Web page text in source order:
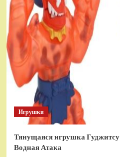
Игрушки
Тянущаяся игрушка Гуджитсу
Водная Атака